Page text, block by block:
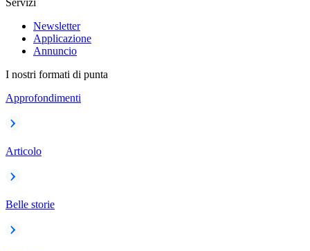
Servizi
Newsletter
Applicazione
Annuncio
I nostri formati di punta
Approfondimenti
Articolo
Belle storie